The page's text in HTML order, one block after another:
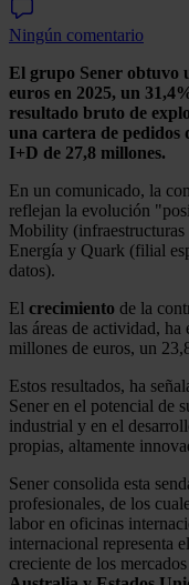
Ningún comentario
El grupo Sener obtuvo
euros en 2025, un
resultado bruto de
una cartera de pedidos
I+D de 27,8 millones.
En un comunicado, la
reflejan la evolución
Mobility (infraestructuras
Energía y Quark (filial
datos).
El crecimiento de la
las áreas de actividad,
millones de euros, un
Estos resultados, ha
Sener en el potencial de
industrial y en el
propias, altamente
Sener consolida esta
profesionales, de los
labor en oficinas
internacional representa
creciente de los